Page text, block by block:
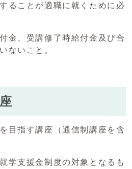
ることが適職に就くために必
金、受講修了時給付金及び合
ないこと。
目指す講座（通信制講座を含
学支援金制度の対象となるも